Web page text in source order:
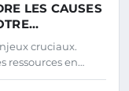
LES CAUSES
cruciaux.
en…